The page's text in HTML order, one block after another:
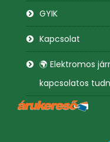
GYIK
Kapcsolat
🌍 Elektromos
kapcsolatos